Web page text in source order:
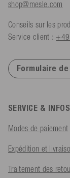
shop@mesle.com
Conseils sur les
Service client :
Formulaire
SERVICE & INFOS
Modes de paiement
Expédition et
Traitement des